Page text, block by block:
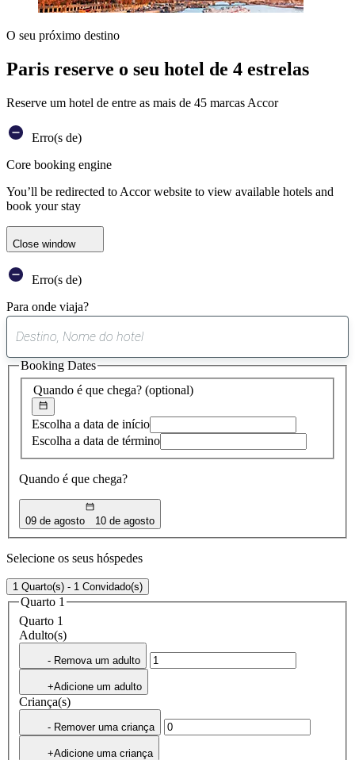
O seu próximo destino
Paris reserve o seu hotel de 4 estrelas
Reserve um hotel de entre as mais de 45 marcas Accor
Erro(s de)
Core booking engine
You’ll be redirected to Accor website to view available hotels and
book your stay
Close window
Erro(s de)
Para onde viaja?
sugestão
encontrada
Quando é que chega? (optional)
Escolha a data de início
Escolha a data de término
Quando é que chega?
09 de agosto 10 de agosto
Booking Dates
Selecione os seus hóspedes
1 Quarto(s) - 1 Convidado(s)
Quarto 1
Quarto 1
Adulto(s)
- Remova um adulto
+Adicione um adulto
Criança(s)
- Remover uma criança
+Adicione uma criança